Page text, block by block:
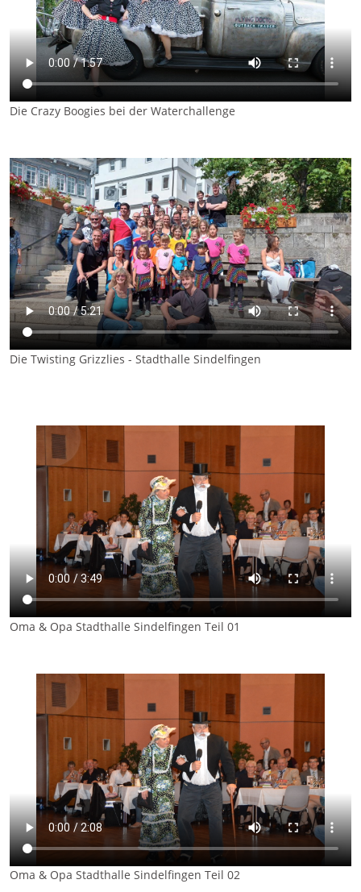
Die Crazy Boogies bei der Waterchallenge
Die Twisting Grizzlies - Stadthalle Sindelfingen
Oma & Opa Stadthalle Sindelfingen Teil 01
Oma & Opa Stadthalle Sindelfingen Teil 02